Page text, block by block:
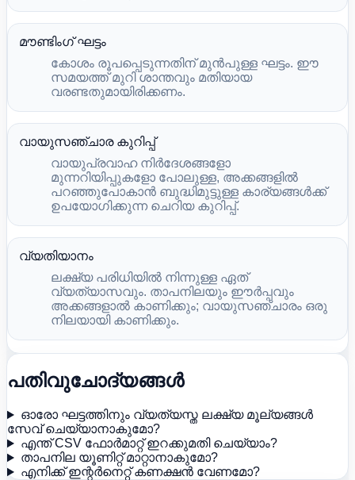
മൗണ്ടിംഗ് ഘട്ടം
കോശം രൂപപ്പെടുന്നതിന് മുൻപുള്ള ഘട്ടം. ഈ
സമയത്ത് മുറി ശാന്തവും മതിയായ
വരണ്ടതുമായിരിക്കണം.
വായുസഞ്ചാര കുറിപ്പ്
വായുപ്രവാഹ നിർദേശങ്ങളോ
മുന്നറിയിപ്പുകളോ പോലുള്ള, അക്കങ്ങളിൽ
പറഞ്ഞുപോകാൻ ബുദ്ധിമുട്ടുള്ള കാര്യങ്ങൾക്ക്
ഉപയോഗിക്കുന്ന ചെറിയ കുറിപ്പ്.
വ്യതിയാനം
ലക്ഷ്യ പരിധിയിൽ നിന്നുള്ള ഏത്
വ്യത്യാസവും. താപനിലയും ഈർപ്പവും
അക്കങ്ങളാൽ കാണിക്കും; വായുസഞ്ചാരം ഒരു
നിലയായി കാണിക്കും.
പതിവുചോദ്യങ്ങൾ
ഓരോ ഘട്ടത്തിനും വ്യത്യസ്ത ലക്ഷ്യ മൂല്യങ്ങൾ
സേവ് ചെയ്യാനാകുമോ?
എന്ത് CSV ഫോർമാറ്റ് ഇറക്കുമതി ചെയ്യാം?
താപനില യൂണിറ്റ് മാറ്റാനാകുമോ?
എനിക്ക് ഇന്റർനെറ്റ് കണക്ഷൻ വേണമോ?